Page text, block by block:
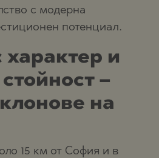
с модерна
потенциал.
и
–
на
15 км от София и в